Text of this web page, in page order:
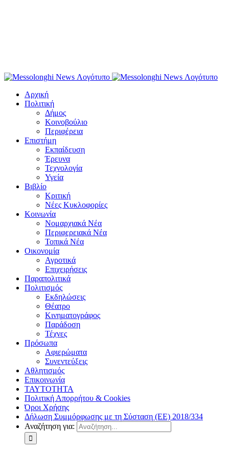
Αρχική
Πολιτική
Δήμος
Κοινοβούλιο
Περιφέρεια
Επιστήμη
Εκπαίδευση
Έρευνα
Τεχνολογία
Υγεία
Βιβλίο
Κριτική
Νέες Κυκλοφορίες
Κοινωνία
Νομαρχιακά Νέα
Περιφερειακά Νέα
Τοπικά Νέα
Οικονομία
Αγροτικά
Επιχειρήσεις
Παραπολιτικά
Πολιτισμός
Εκδηλώσεις
Θέατρο
Κινηματογράφος
Παράδοση
Τέχνες
Πρόσωπα
Αφιερώματα
Συνεντεύξεις
Αθλητισμός
Επικοινωνία
ΤΑΥΤΟΤΗΤΑ
Πολιτική Απορρήτου & Cookies
Όροι Χρήσης
Δήλωση Συμμόρφωσης με τη Σύσταση (ΕΕ) 2018/334
Αναζήτηση για: